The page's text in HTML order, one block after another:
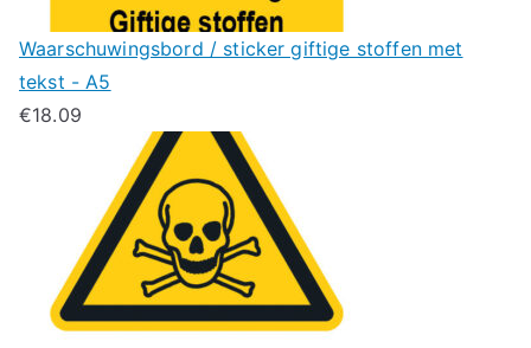
Waarschuwingsbord / sticker giftige stoffen met
tekst - A5
€18.09